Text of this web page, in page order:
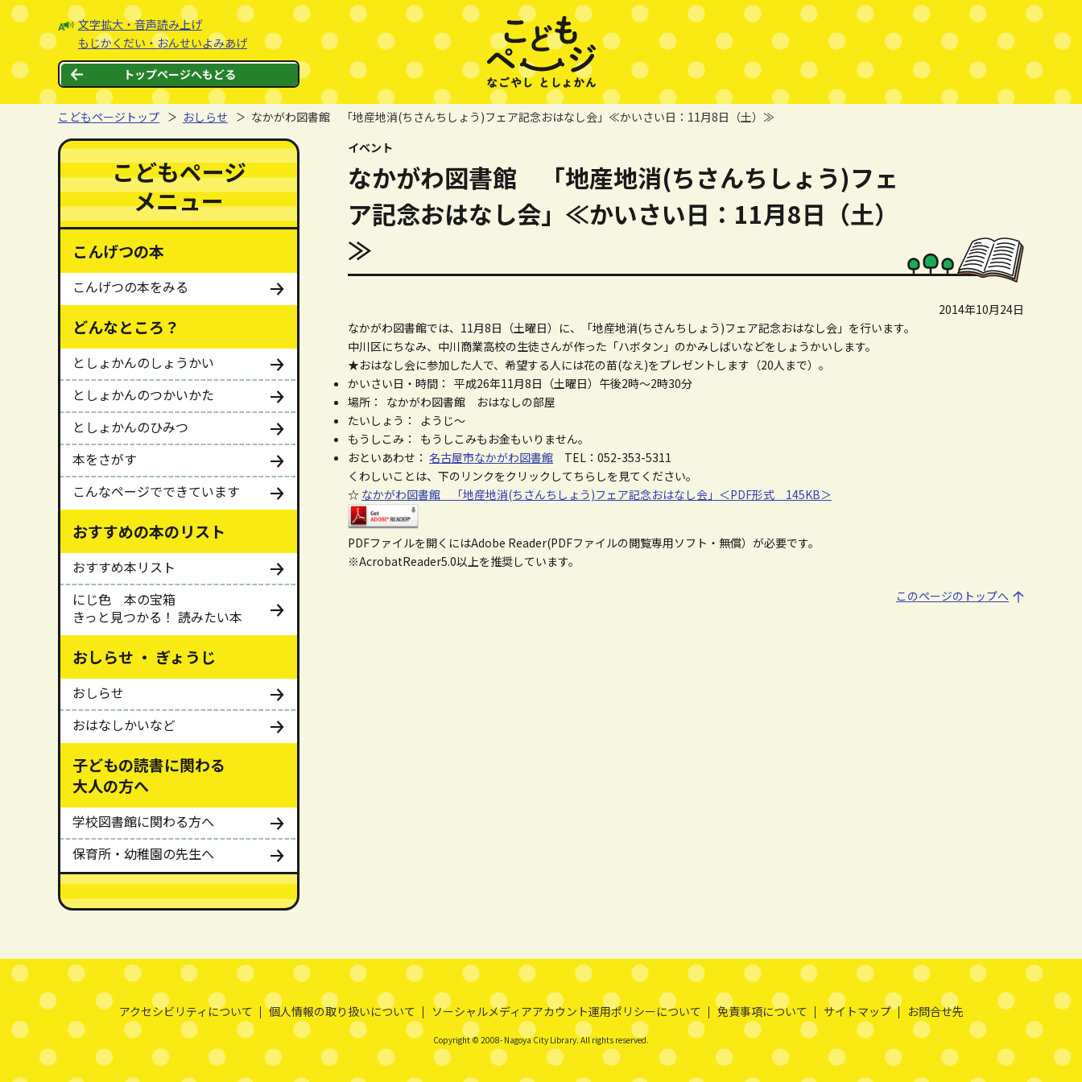
ページの先頭です。
本文へジャンプする。
文字拡大・音声読み上げ
もじかくだい・おんせいよみあげ
トップページへもどる
こどもページトップ おしらせ
なかがわ図書館 「地産地消(ちさんちしょう)フェア記念おはなし会」≪かいさい日：11月8日（土）≫
ここから本文です。ここからメインメニューです。
メインメニューをスキップする
こどもページ
メニュー
こんげつの本
こんげつの本をみる
どんなところ？
としょかんのしょうかい
としょかんのつかいかた
としょかんのひみつ
本をさがす
こんなページでできています
おすすめの本のリスト
おすすめ本リスト
にじ色 本の宝箱
きっと見つかる！ 読みたい本
おしらせ ・ ぎょうじ
おしらせ
おはなしかいなど
子どもの読書に関わる
大人の方へ
学校図書館に関わる方へ
保育所・幼稚園の先生へ
メインメニューここまで。
イベント
なかがわ図書館 「地産地消(ちさんちしょう)フェ
ア記念おはなし会」≪かいさい日：11月8日（土）
≫
2014年10月24日
なかがわ図書館では、11月8日（土曜日）に、「地産地消(ちさんちしょう)フェア記念おはなし会」を行います。
中川区にちなみ、中川商業高校の生徒さんが作った「ハボタン」のかみしばいなどをしょうかいします。
★おはなし会に参加した人で、希望する人には花の苗(なえ)をプレゼントします（20人まで）。
かいさい日・時間： 平成26年11月8日（土曜日）午後2時～2時30分
場所： なかがわ図書館 おはなしの部屋
たいしょう： ようじ～
もうしこみ： もうしこみもお金もいりません。
おといあわせ： 名古屋市なかがわ図書館 TEL：052-353-5311
くわしいことは、下のリンクをクリックしてちらしを見てください。
☆ なかがわ図書館 「地産地消(ちさんちしょう)フェア記念おはなし会」＜PDF形式 145KB＞
PDFファイルを開くにはAdobe Reader(PDFファイルの閲覧専用ソフト・無償）が必要です。
※AcrobatReader5.0以上を推奨しています。
このページのトップへ
本文ここまで。
ここから共通フッターメニューです。
アクセシビリティについて 個人情報の取り扱いについて ソーシャルメディアアカウント運用ポリシーについて 免責事項について サイトマップ お問合せ先
Copyright © 2008- Nagoya City Library. All rights reserved.